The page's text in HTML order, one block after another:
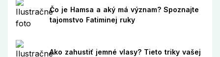
Čo je Hamsa a aký má význam? Spoznajte
tajomstvo Fatiminej ruky
Ako zahustiť jemné vlasy? Tieto triky vašej